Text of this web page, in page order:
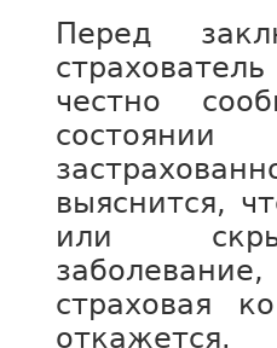
Перед
честно
выяснится,
или
страховая
откажется.